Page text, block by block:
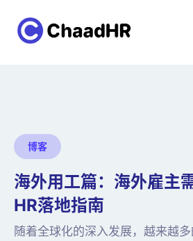
博客
海外用工篇：海外雇主
HR落地指南
随着全球化的深入发展，越来越